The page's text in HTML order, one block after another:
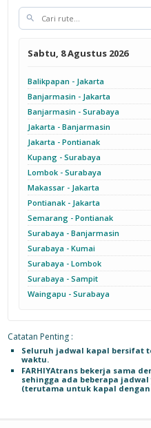
Sabtu, 8 Agustus 2026
Balikpapan - Jakarta
Banjarmasin - Jakarta
Banjarmasin - Surabaya
Jakarta - Banjarmasin
Jakarta - Pontianak
Kupang - Surabaya
Lombok - Surabaya
Makassar - Jakarta
Pontianak - Jakarta
Semarang - Pontianak
Surabaya - Banjarmasin
Surabaya - Kumai
Surabaya - Lombok
Surabaya - Sampit
Waingapu - Surabaya
Catatan Penting :
Seluruh jadwal kapal bersifat
waktu.
FARHIYAtrans bekerja sama
sehingga ada beberapa
(terutama untuk kapal